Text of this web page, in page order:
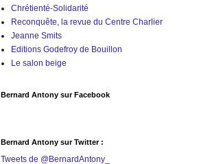
Chrétienté-Solidarité
Reconquête, la revue du Centre Charlier
Jeanne Smits
Editions Godefroy de Bouillon
Le salon beige
Bernard Antony sur Facebook
Bernard Antony sur Twitter :
Tweets de @BernardAntony_